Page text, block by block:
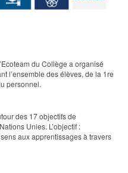
du Collège a organisé
l’ensemble des élèves, de la 1re
personnel.
des 17 objectifs de
Unies. L’objectif :
aux apprentissages à travers